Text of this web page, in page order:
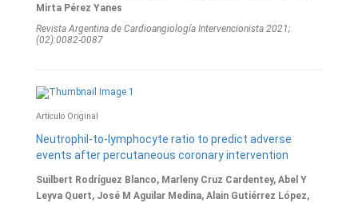
Mirta Pérez Yanes
Revista Argentina de Cardioangiologí­a Intervencionista 2021;
(02):0082-0087
Artículo Original
Neutrophil-to-lymphocyte ratio to predict adverse
events after percutaneous coronary intervention
Suilbert Rodríguez Blanco, Marleny Cruz Cardentey, Abel Y
Leyva Quert, José M Aguilar Medina, Alain Gutiérrez López,